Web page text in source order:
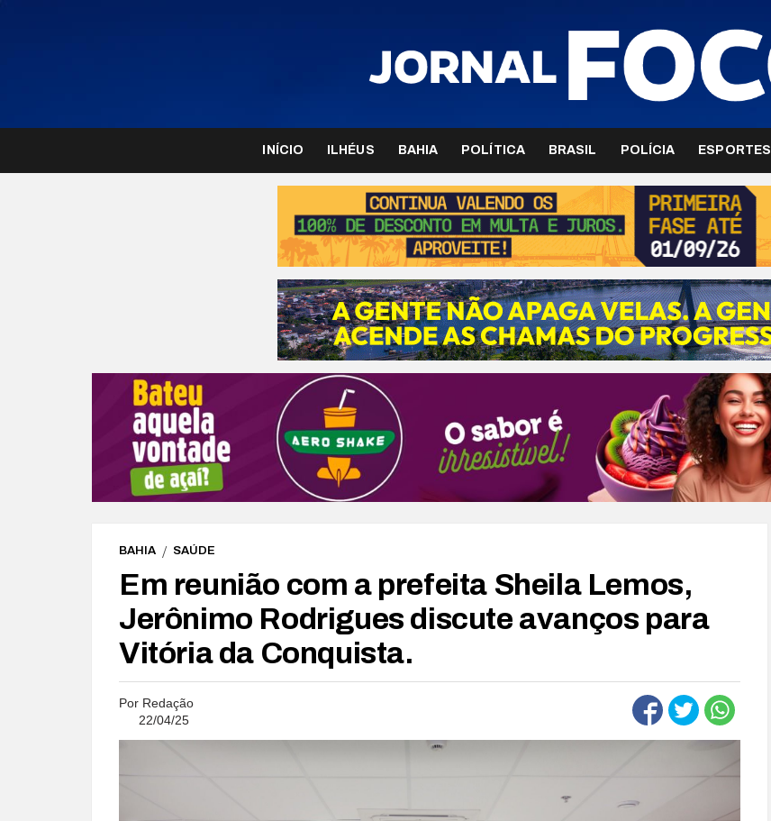
INÍCIO ILHÉUS BAHIA POLÍTICA BRASIL POLÍCIA ESPORTES
BAHIA SAÚDE
Em reunião com a prefeita Sheila Lemos,
Jerônimo Rodrigues discute avanços para
Vitória da Conquista.
Por Redação
22/04/25